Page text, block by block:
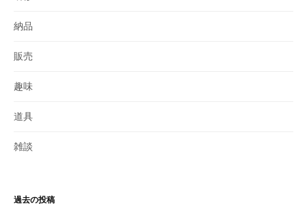
納品
販売
趣味
道具
雑談
過去の投稿